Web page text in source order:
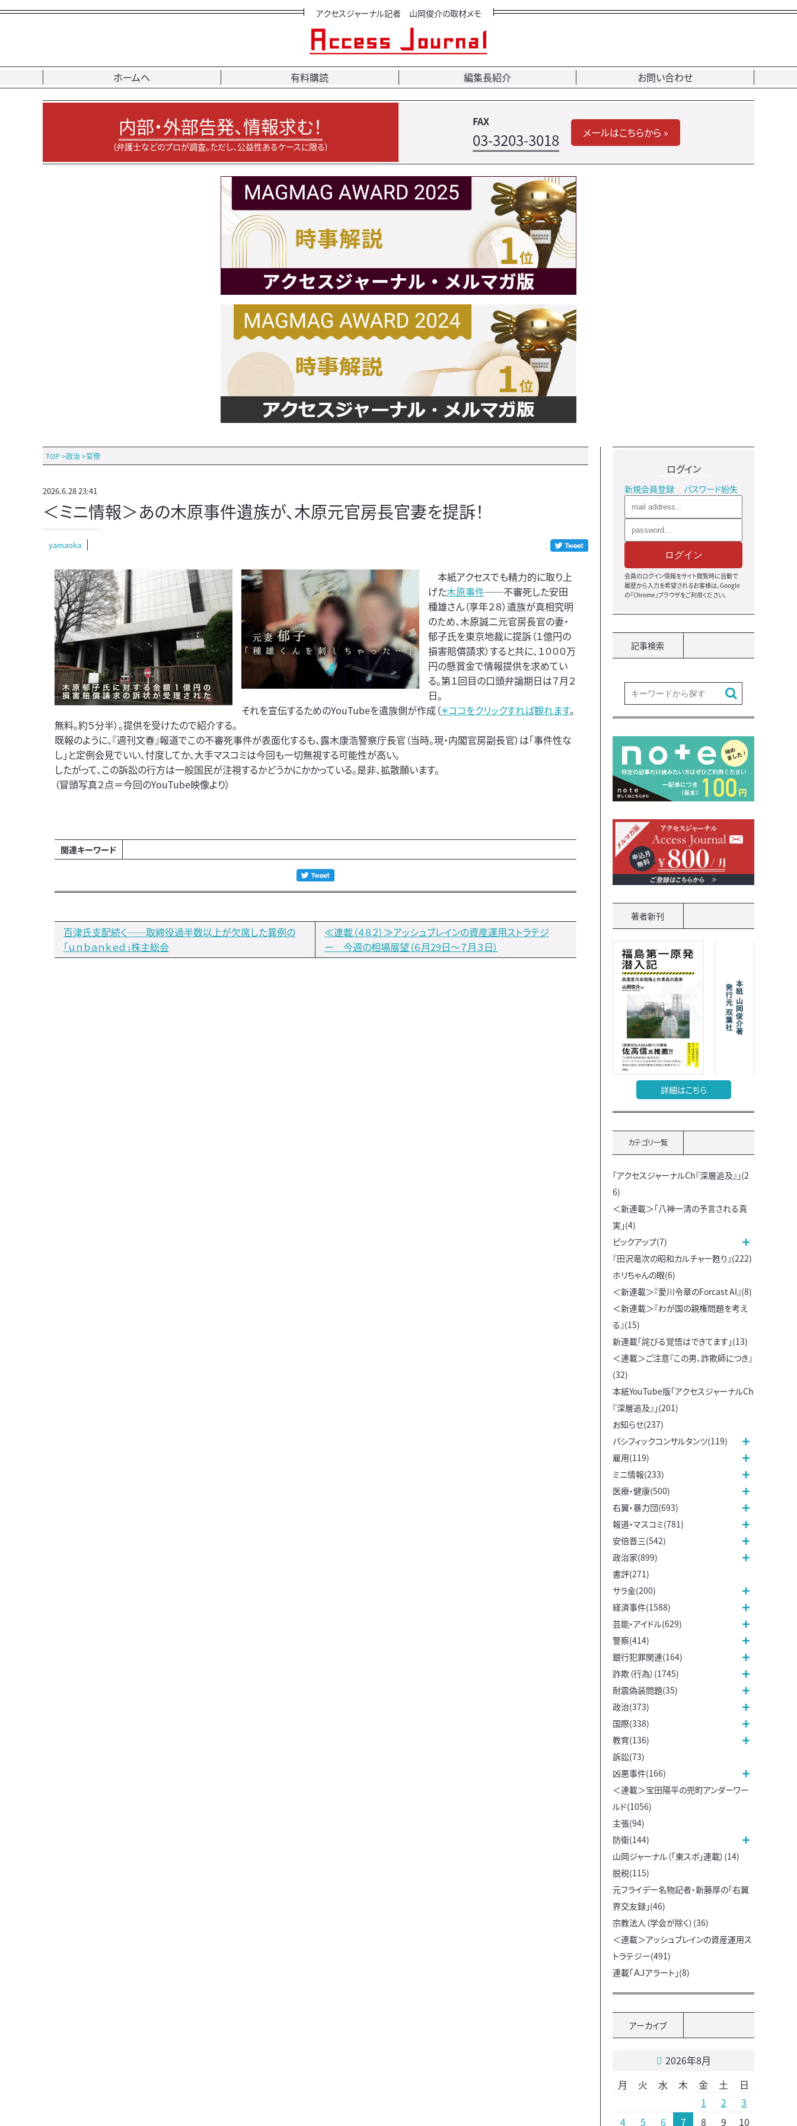
アクセスジャーナル記者 山岡俊介の取材メモ
ホームへ 有料購読 編集長紹介 お問い合わせ
内部・外部告発、情報求む！
（弁護士などのプロが調査。ただし、公益性あるケースに限る）
FAX
03-3203-3018 メールはこちらから »
TOP >政治>官僚
2026.6.28 23:41
＜ミニ情報＞あの木原事件遺族が、木原元官房長官妻を提訴！
yamaoka
本紙アクセスでも精力的に取り上
げた木原事件──不審死した安田
種雄さん（享年２８）遺族が真相究明
のため、木原誠二元官房長官の妻・
郁子氏を東京地裁に提訴（１億円の
損害賠償請求）すると共に、１０００万
円の懸賞金で情報提供を求めてい
る。第１回目の口頭弁論期日は７月２
日。
それを宣伝するためのYouTubeを遺族側が作成（＊ココをクリックすれば観れます。
無料。約５分半）。提供を受けたので紹介する。
既報のように、『週刊文春』報道でこの不審死事件が表面化するも、露木康浩警察庁長官（当時。現・内閣官房副長官）は「事件性な
し」と定例会見でいい、忖度してか、大手マスコミは今回も一切無視する可能性が高い。
したがって、この訴訟の行方は一般国民が注視するかどうかにかかっている。是非、拡散願います。
（冒頭写真２点＝今回のYouTube映像より）
関連キーワード
百津氏支配続く──取締役過半数以上が欠席した異例の
「ｕｎｂａｎｋｅｄ」株主総会
≪連載（４８２）≫アッシュブレインの資産運用ストラテジ
ー 今週の相場展望（６月29日～７月３日）
ログイン
新規会員登録 パスワード紛失
ログイン
会員のログイン情報をサイト閲覧時に自動で
履歴から入力を希望されるお客様は、Google
の『Chrome』ブラウザをご利用ください。
記事検索
著者新刊
詳細はこちら
カテゴリ一覧
「アクセスジャーナルCh『深層追及』」(2
6)
＜新連載＞「八神一清の予言される真
実」(4)
ピックアップ(7)
『田沢竜次の昭和カルチャー甦り』(222)
ホリちゃんの眼(6)
＜新連載＞『愛川令章のForcast AI』(8)
＜新連載＞『わが国の親権問題を考え
る』(15)
新連載「詫びる覚悟はできてます」(13)
＜連載＞ご注意『この男、詐欺師につき』
(32)
本紙YouTube版「アクセスジャーナルCh
『深層追及』」(201)
お知らせ(237)
パシフィックコンサルタンツ(119)
雇用(119)
ミニ情報(233)
医療・健康(500)
右翼・暴力団(693)
報道・マスコミ(781)
安倍晋三(542)
政治家(899)
書評(271)
サラ金(200)
経済事件(1588)
芸能・アイドル(629)
警察(414)
銀行犯罪関連(164)
詐欺（行為）(1745)
耐震偽装問題(35)
政治(373)
国際(338)
教育(136)
訴訟(73)
凶悪事件(166)
＜連載＞宝田陽平の兜町アンダーワー
ルド(1056)
主張(94)
防衛(144)
山岡ジャーナル（「東スポ」連載）(14)
脱税(115)
元フライデー名物記者・新藤厚の「右翼
界交友録」(46)
宗教法人（学会が除く）(36)
＜連載＞アッシュブレインの資産運用ス
トラテジー(491)
連載「ＡＪアラート」(8)
アーカイブ
2026年8月
月
火 水 木 金 土
日
1
2
3
4
5 6 7 8 9 10